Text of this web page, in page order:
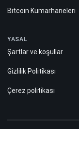
Bitcoin Kumarhaneleri
YASAL
Şartlar ve koşullar
Gizlilik Politikası
Çerez politikası